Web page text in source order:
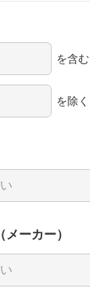
を含む
を除く
ーカー）